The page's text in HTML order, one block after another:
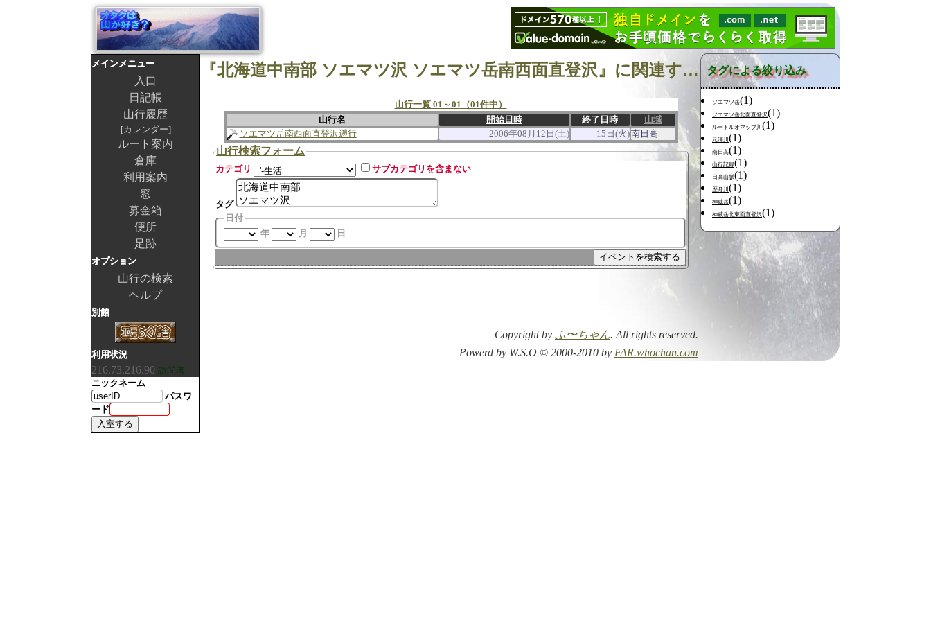
『北海道中南部 ソエマツ沢 ソエマツ岳南西面直登沢』に関連する山行
山行一覧 01～01（01件中）
山行名
開始日時 終了日時
山域
ソエマツ岳南西面直登沢遡行
2006年08月12日(土) 15日(火)南日高
山行検索フォーム
カテゴリ サブカテゴリを含まない
タグ
日付
年
月 日
タグによる絞り込み
ソエマツ岳(1)
ソエマツ岳北面直登沢(1)
ルートルオマップ川 (1)
元浦川 (1)
南日高(1)
山行記録(1)
日高山脈(1)
歴舟川 (1)
神威岳(1)
神威岳北東面直登沢(1)
メインメニュー
入口
日記帳
山行履歴
カレンダー
ルート案内
倉庫
利用案内
窓
募金箱
便所
足跡
オプション
山行の検索
ヘルプ
別館
利用状況
216.73.216.90 訪問者
ニックネーム
パスワ
ード
Copyright by ふ〜ちゃん. All rights reserved.
Powerd by W.S.O © 2000-2010 by FAR.whochan.com